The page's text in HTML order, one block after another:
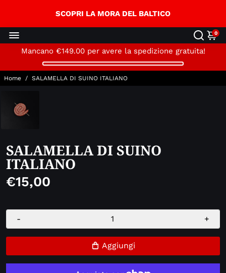
Skip to content
Skip to menu
Open Accessibility Widget
SCOPRI LA MORA DEL BALTICO
0
Mancano €149.00per avere la spedizione gratuita!
Home / SALAMELLA DI SUINO ITALIANO
SALAMELLA DI SUINO
ITALIANO
€15,00
- +
Aggiungi